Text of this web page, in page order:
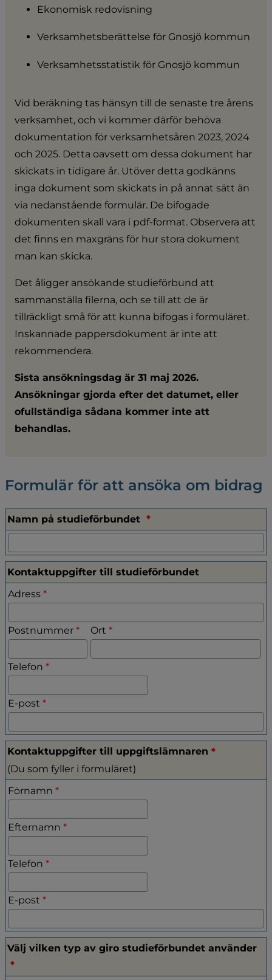
Ekonomisk redovisning
Verksamhetsberättelse för Gnosjö kommun
Verksamhetsstatistik för Gnosjö kommun
Vid beräkning tas hänsyn till de senaste tre årens
verksamhet, och vi kommer därför behöva
dokumentation för verksamhetsåren 2023, 2024
och 2025. Detta oavsett om dessa dokument har
skickats in tidigare år. Utöver detta godkänns
inga dokument som skickats in på annat sätt än
via nedanstående formulär. De bifogade
dokumenten skall vara i pdf-format. Observera att
det finns en maxgräns för hur stora dokument
man kan skicka.
Det åligger ansökande studieförbund att
sammanställa filerna, och se till att de är
tillräckligt små för att kunna bifogas i formuläret.
Inskannade pappersdokument är inte att
rekommendera.
Sista ansökningsdag är 31 maj 2026.
Ansökningar gjorda efter det datumet, eller
ofullständiga sådana kommer inte att
behandlas.
Formulär för att ansöka om bidrag
Namn på studieförbundet *(obligatorisk)
Kontaktuppgifter till studieförbundet
Kontaktuppgifter till studieförbundet
Adress *(obligatorisk)
Postnummer *(obligatorisk)
Ort *(obligatorisk)
Telefon *(obligatorisk)
E-post *(obligatorisk)
Kontaktuppgifter till uppgiftslämnaren *
(Du som fyller i formuläret)
Kontaktuppgifter till uppgiftslämnaren
Förnamn *(obligatorisk)
Efternamn *(obligatorisk)
Telefon *(obligatorisk)
E-post *(obligatorisk)
Välj vilken typ av giro studieförbundet använder
*(obligatorisk)